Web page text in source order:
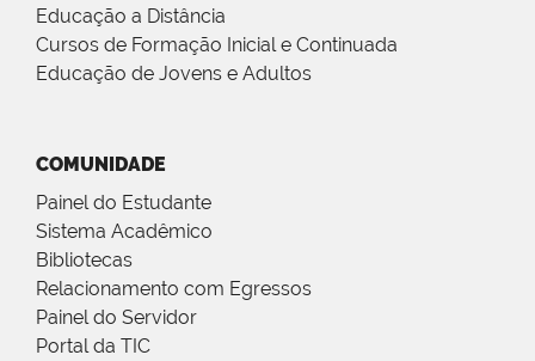
Educação a Distância
Cursos de Formação Inicial e Continuada
Educação de Jovens e Adultos
COMUNIDADE
Painel do Estudante
Sistema Acadêmico
Bibliotecas
Relacionamento com Egressos
Painel do Servidor
Portal da TIC